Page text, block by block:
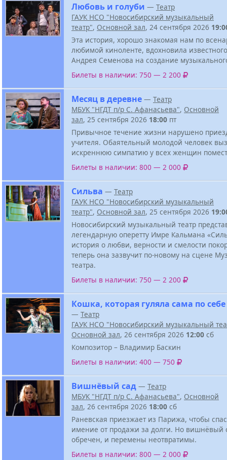
Любовь и голуби — Театр
ГАУК НСО "Новосибирский музыкальный
театр", Основной зал, 24 сентября 2026
Эта история, хорошо знакомая нам по
любимой киноленте, вдохновила
Андрея Семенова на создание
Билеты в наличии: 750 — 2 200
Месяц в деревне — Театр
МБУК "НГДТ п/р С. Афанасьева", Основной
зал, 25 сентября 2026 18:00 пт
Привычное течение жизни нарушено
учителя. Обаятельный молодой человек
искреннюю симпатию у всех женщин
Билеты в наличии: 800 — 2 000
Сильва — Театр
ГАУК НСО "Новосибирский музыкальный
театр", Основной зал, 25 сентября 2026
Новосибирский музыкальный театр
легендарную оперетту Имре Кальмана
история о любви, верности и смелости
теперь она зазвучит по-новому на сцене
театра.
Билеты в наличии: 750 — 2 200
Кошка, которая гуляла сама по себе
— Театр
ГАУК НСО "Новосибирский музыкальный
Основной зал, 26 сентября 2026 12:00 сб
Композитор – Владимир Баскин
Билеты в наличии: 400 — 750
Вишнёвый сад — Театр
МБУК "НГДТ п/р С. Афанасьева", Основной
зал, 26 сентября 2026 18:00 сб
Раневская приезжает из Парижа, чтобы
имение от продажи за долги. Но вишнёвый
обречен, и перемены неотвратимы.
Билеты в наличии: 800 — 2 000